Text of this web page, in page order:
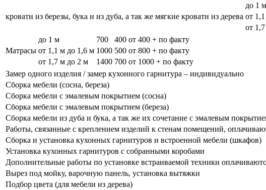
кровати из березы, бука и из дуба, а так же мягкие кровати из дерева
до 1 м
от
от
Матрасы
до 1 м 700 400 от 400 + по факту
от 1,1 м до 1,6 м 1000 500 от 800 + по факту
от 1,7 м до 2 м
1400 700 от 1000 + по факту
Замер одного изделия / замер кухонного гарнитура – индивидуально
Сборка мебели (сосна, береза)
Сборка мебели с эмалевым покрытием (сосна)
Сборка мебели с эмалевым покрытием (береза)
Сборка мебели из дуба и бука, а так же их сочетание с эмалевым
Работы, связанные с креплением изделий к стенам помещений,
Сборка и установка кухонных гарнитуров и встроенной мебели (шкафов)
Установка кухонных гарнитуров с собранными коробами
Дополнительные работы по установке встраиваемой техники
Вырез под мойку, варочную панель, установка вытяжки
Подбор цвета (для мебели из дерева)